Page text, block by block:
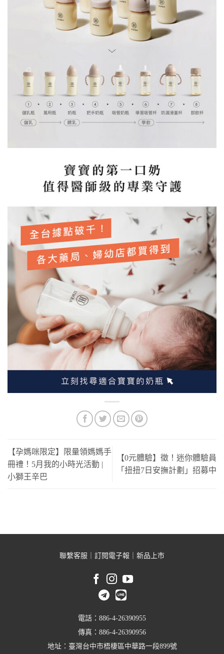
【孕媽咪限定】限量領媽媽手
冊禮！5月我的小時光活動 |
小獅王辛巴
【0元體驗】徵！迷你體驗員
「扭扭7日安撫計劃」招募中
聯繫客服 訂閱電子報 新品上市
電話：886-4-26390955
傳真：886-4-26390956
地址：臺灣台中市梧棲區中華路一段899號